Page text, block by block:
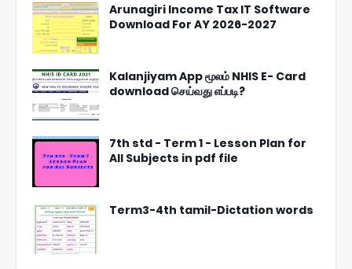
Arunagiri Income Tax IT Software
Download For AY 2026-2027
Kalanjiyam App மூலம் NHIS E- Card
download செய்வது எப்படி?
7th std - Term 1 - Lesson Plan for
All Subjects in pdf file
Term3-4th tamil-Dictation words